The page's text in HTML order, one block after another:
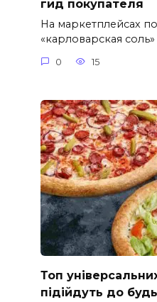
гид покупателя
На маркетплейсах
«карловарская
0 15
Топ
підійдуть до